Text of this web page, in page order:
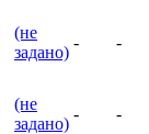
(не
задано)
- -
(не
задано)
- -